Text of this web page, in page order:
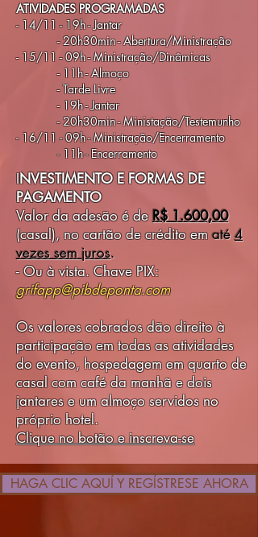
ATIVIDADES PROGRAMADAS
- 14/11 - 19h - Jantar
- 20h30min - Abertura/Ministração
- 15/11 - 09h - Ministração/Dinâmicas
- 11h - Almoço
- Tarde Livre
- 19h - Jantar
- 20h30min - Ministação/Testemunho
- 16/11 - 09h - Ministração/Encerramento
- 11h - Encerramento
INVESTIMENTO E FORMAS DE
PAGAMENTO
Valor da adesão é de R$ 1.600,00
(casal), no cartão de créditoem até4
vezes sem juros.
- Ou à vista. Chave PIX:
grifapp@pibdeponta.com
Os valores cobrados dão direito à
participação em todas as atividades
do evento, hospedagem em quarto de
casal com café da manhã e dois
jantares e um almoço servidos no
próprio hotel.
Clique no botão e inscreva-se
HAGA CLIC AQUÍ Y REGÍSTRESE AHORA